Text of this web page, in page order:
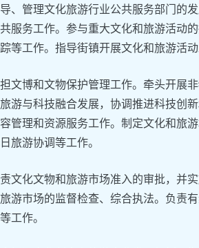
导、管理文化旅游行业公共服务部门的
服务工作。参与重大文化和旅游活动
等工作。指导街镇开展文化和旅游活动
文博和文物保护管理工作。牵头开展
游与科技融合发展，协调推进科技创
管理和资源服务工作。制定文化和旅
旅游协调等工作。
责文化文物和旅游市场准入的审批，并
游市场的监督检查、综合执法。负责
工作。